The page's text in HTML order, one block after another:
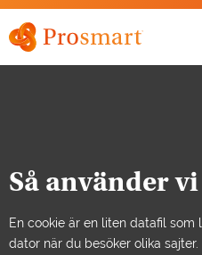
Så använder
En cookie är en liten datafil
dator när du besöker olika